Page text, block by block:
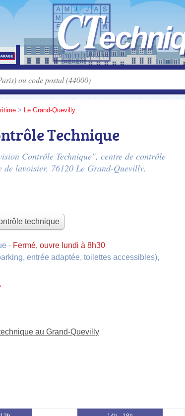
> Le Grand-Quevilly
Technique
Contrôle Technique", centre de contrôle
de lavoisier, 76120 Le Grand-Quevilly.
technique
- Fermé, ouvre lundi à 8h30
entrée adaptée, toilettes accessibles),
au Grand-Quevilly